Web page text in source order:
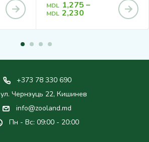
MDL 1,275 –
MDL 2,230
+373 78 330 690
ул. Чернэуць 22, Кишинев
info@zooland.md
Пн - Вс: 09:00 - 20:00